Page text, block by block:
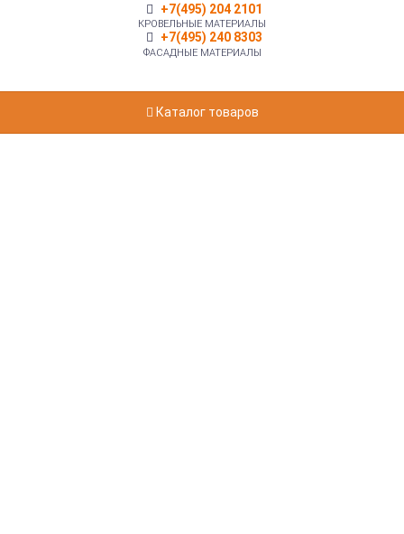
+7(495) 204 2101
КРОВЕЛЬНЫЕ МАТЕРИАЛЫ
+7(495) 240 8303
ФАСАДНЫЕ МАТЕРИАЛЫ
Каталог товаров